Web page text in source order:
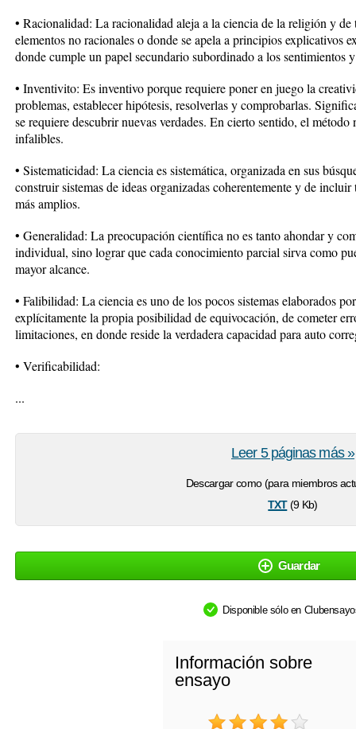
• Racionalidad: La racionalidad aleja a la ciencia de la religión y de
elementos no racionales o donde se apela a principios explicativos
donde cumple un papel secundario subordinado a los sentimientos
• Inventivito: Es inventivo porque requiere poner en juego la
problemas, establecer hipótesis, resolverlas y comprobarlas.
se requiere descubrir nuevas verdades. En cierto sentido, el
infalibles.
• Sistematicidad: La ciencia es sistemática, organizada en sus
construir sistemas de ideas organizadas coherentemente y de
más amplios.
• Generalidad: La preocupación científica no es tanto ahondar y
individual, sino lograr que cada conocimiento parcial sirva como
mayor alcance.
• Falibilidad: La ciencia es uno de los pocos sistemas elaborados
explícitamente la propia posibilidad de equivocación, de cometer
limitaciones, en donde reside la verdadera capacidad para auto
• Verificabilidad:
...
Descargar como (para miembros
txt(9 Kb)
Leer 5 páginas más »
Guardar
Disponible sólo en
Información sobre
ensayo